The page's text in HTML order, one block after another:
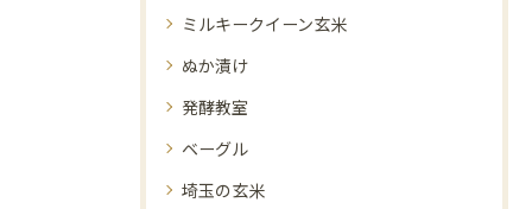
ミルキークイーン玄米
ぬか漬け
発酵教室
ベーグル
埼玉の玄米